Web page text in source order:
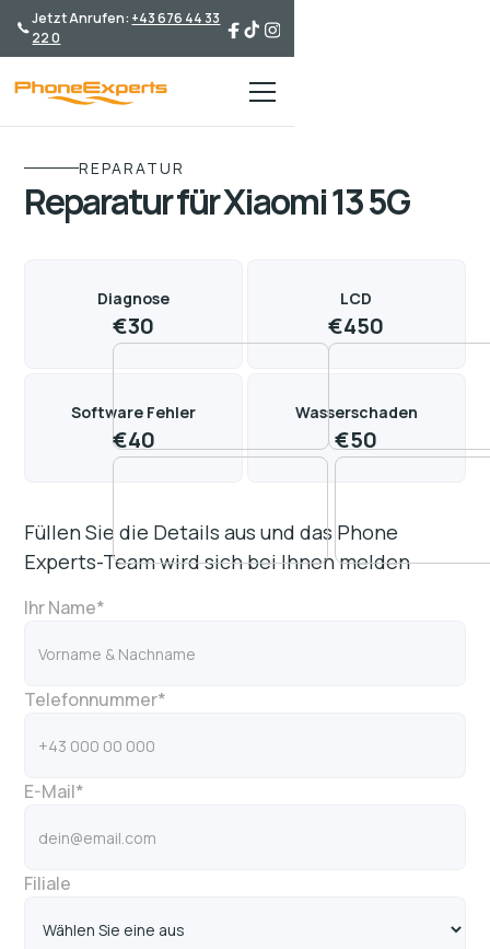
Jetzt Anrufen: +43 676 44 33
22 0
REPARATUR
Reparatur für Xiaomi 13 5G
Diagnose
€30
LCD
€450
Software Fehler
€40
Wasserschaden
€50
Füllen Sie die Details aus und das Phone
Experts-Team wird sich bei Ihnen melden
Ihr Name*
Telefonnummer*
E-Mail*
Filiale